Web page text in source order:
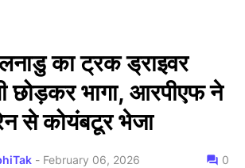
का ट्रक ड्राइवर
छोड़कर भागा, आरपीएफ ने
से कोयंबटूर भेजा
- February 06, 2026 0